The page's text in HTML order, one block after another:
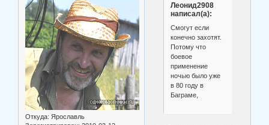
Откуда: Ярославль
Леонид2908
написал(а):
Смогут если
конечно захотят.
Потому что
боевое
применение
ночью было уже
в 80 году в
Баграме,